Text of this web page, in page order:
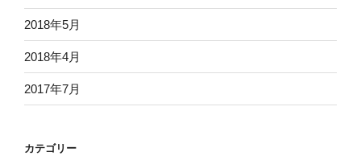
2018年5月
2018年4月
2017年7月
カテゴリー